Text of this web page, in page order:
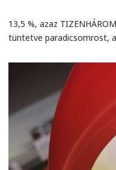
13,5 %, azaz
tüntetve paradicsomrost,